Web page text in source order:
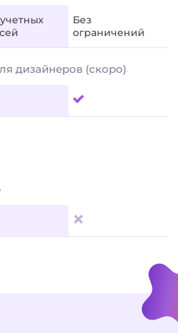
Без
ограничений
дизайнеров (скоро)